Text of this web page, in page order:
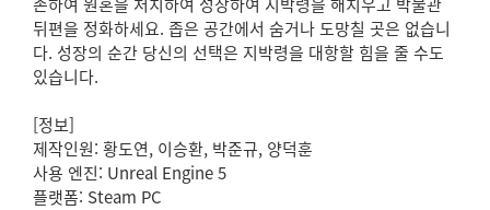
뒤편을 정화하세요. 좁은 공간에서 숨거나 도망칠 곳은 없습니
다. 성장의 순간 당신의 선택은 지박령을 대항할 힘을 줄 수도
있습니다.
[정보]
제작인원: 황도연, 이승환, 박준규, 양덕훈
사용 엔진: Unreal Engine 5
플랫폼: Steam PC